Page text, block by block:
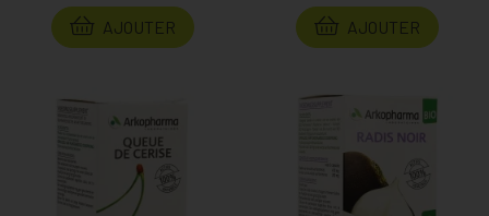
AJOUTER
AJOUTER